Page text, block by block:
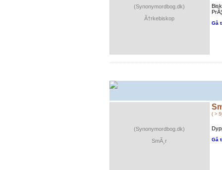
(Synonymordbog.dk)
Ã†rkebiskop
Gå
(Synonymordbog.dk)
SmÃ¸r
( >
Gå